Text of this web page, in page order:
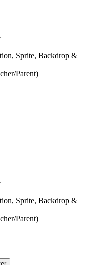
Sprite, Backdrop &
Parent)
Sprite, Backdrop &
Parent)